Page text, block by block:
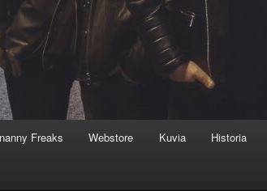
Freaks Webstore Kuvia Historia